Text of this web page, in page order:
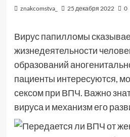
znakcomstva_ 25 декабря 2022 0
Вирус папилломы
жизнедеятельности
образований
пациенты интересуются,
сексом при ВПЧ. Важно
вируса и механизм его